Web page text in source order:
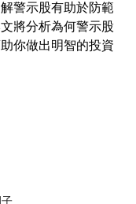
警示股有助於防範
將分析為何警示股
你做出明智的投資